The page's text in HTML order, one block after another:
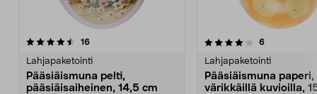
16arvostelut
Lahjapaketointi
Pääsiäismuna pelti,
pääsiäisaiheinen, 14,5 cm
4.0viidestä
6arvostelut
Lahjapaketointi
Pääsiäismuna paperi,
värikkäillä kuvioilla,
4.5viidestä